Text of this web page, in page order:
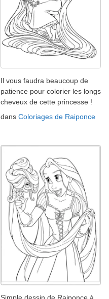
Il vous faudra beaucoup de
patience pour colorier les longs
cheveux de cette princesse !
dans Coloriages de Raiponce